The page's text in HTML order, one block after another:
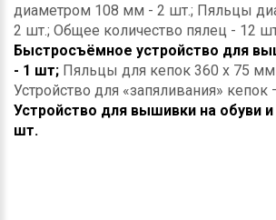
диаметром 108 мм - 2 шт.; Пяльцы
2 шт.; Общее количество пялец - 12
Быстросъёмное устройство для
- 1 шт; Пяльцы для кепок 360 х 75
Устройство для «запяливания» кепок
Устройство для вышивки на обуви и
шт.